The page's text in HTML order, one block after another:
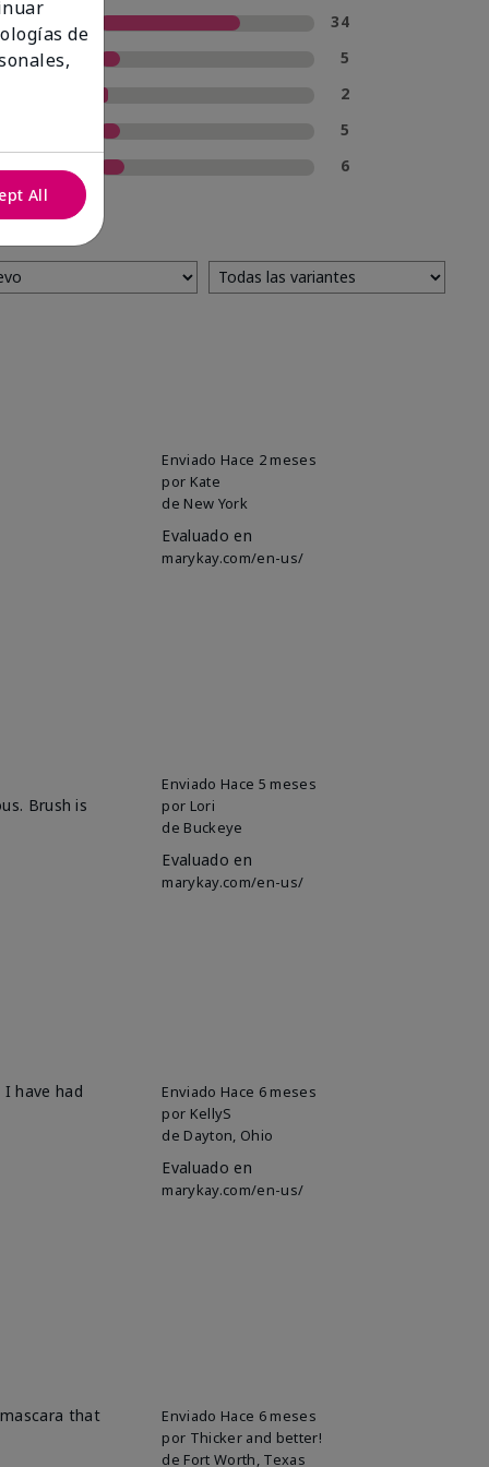
5 estrellas
34
4 estrellas
5
2
5
6
Enviado Hace 2 meses
por Kate
de New York
Evaluado en
marykay.com/en-us/
Enviado Hace 5 meses
por Lori
de Buckeye
Evaluado en
marykay.com/en-us/
Brush is
Enviado Hace 6 meses
por KellyS
de Dayton, Ohio
Evaluado en
marykay.com/en-us/
have had
Enviado Hace 6 meses
por Thicker and better!
de Fort Worth, Texas
that
de
All